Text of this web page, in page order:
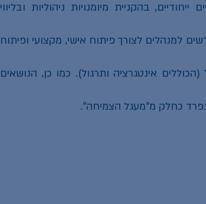
בהקניית מיומנויות ניהוליות ובליווי
למנהלים לצורך פיתוח אישי, מקצועי ופיתוח
אינטגרציה ותרגול). כמו כן, הנושאים
כחלק מ"מעגל הצמיחה".